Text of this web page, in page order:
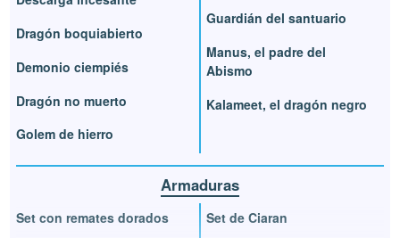
Dragón boquiabierto
Demonio ciempiés
Dragón no muerto
Golem de hierro
Guardián del santuario
Manus, el padre del
Abismo
Kalameet, el dragón negro
Armaduras
Set con remates dorados
Set de Ciaran